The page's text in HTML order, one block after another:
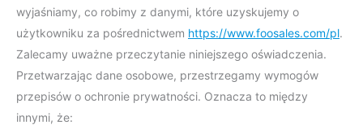
wyjaśniamy, co robimy z danymi, które uzyskujemy o
użytkowniku za pośrednictwem https://www.foosales.com/pl.
Zalecamy uważne przeczytanie niniejszego oświadczenia.
Przetwarzając dane osobowe, przestrzegamy wymogów
przepisów o ochronie prywatności. Oznacza to między
innymi, że: